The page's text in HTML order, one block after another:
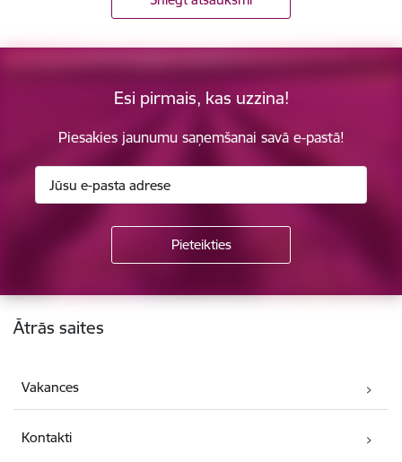
Esi pirmais, kas uzzina!
Piesakies jaunumu saņemšanai savā e-pastā!
Kājene
Ātrās saites
Vakances
Kontakti